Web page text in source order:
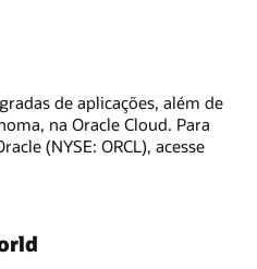
de aplicações, além de
na Oracle Cloud. Para
(NYSE: ORCL), acesse